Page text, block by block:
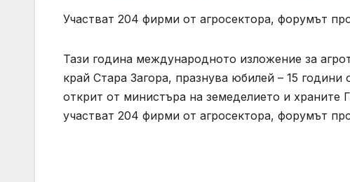
Участват 204 фирми от агросектора, форумът
Тази година международното изложение за
край Стара Загора, празнува юбилей – 15
открит от министъра на земеделието и
участват 204 фирми от агросектора, форумът